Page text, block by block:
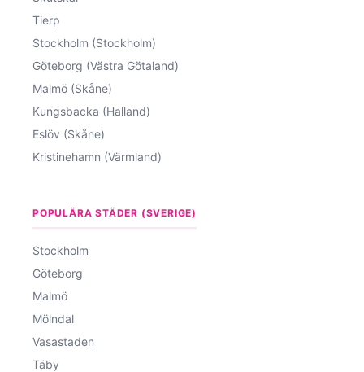
Tierp
Stockholm (Stockholm)
Göteborg (Västra Götaland)
Malmö (Skåne)
Kungsbacka (Halland)
Eslöv (Skåne)
Kristinehamn (Värmland)
POPULÄRA STÄDER (SVERIGE)
Stockholm
Göteborg
Malmö
Mölndal
Vasastaden
Täby